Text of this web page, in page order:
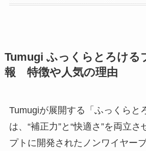
Tumugi ふっくらとろける
報 特徴や人気の理由
Tumugiが展開する「ふっくらと
は、“補正力”と“快適さ”を両立
プトに開発されたノンワイヤーブ